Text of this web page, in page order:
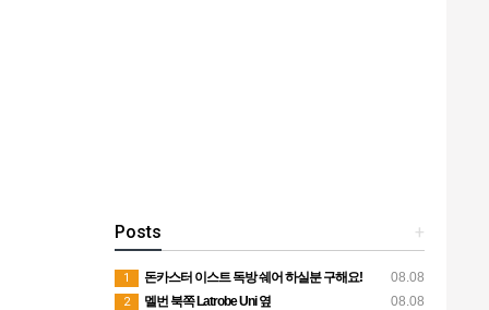
+
Posts
08.08
1
돈카스터 이스트 독방 쉐어 하실분 구해요!
08.08
2
멜번 북쪽 Latrobe Uni 옆